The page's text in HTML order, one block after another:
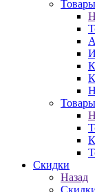
Скидки
Назад